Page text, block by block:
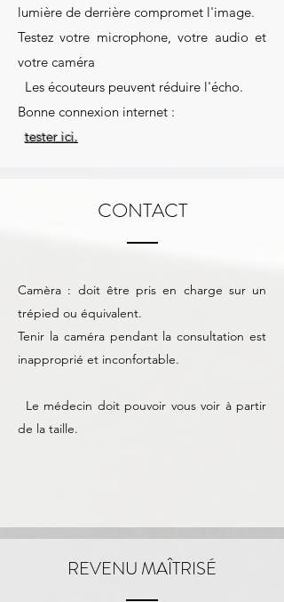
lumière de derrière compromet l'image.
Testez votre microphone, votre audio et
votre caméra
Les écouteurs peuvent réduire l'écho.
Bonne connexion internet :
tester ici.
CONTACT
Camèra : doit être pris en charge sur un
trépied ou équivalent.
Tenir la caméra pendant la consultation est
inapproprié et inconfortable.
Le médecin doit pouvoir vous voir à partir
de la taille.
REVENU MAÎTRISÉ